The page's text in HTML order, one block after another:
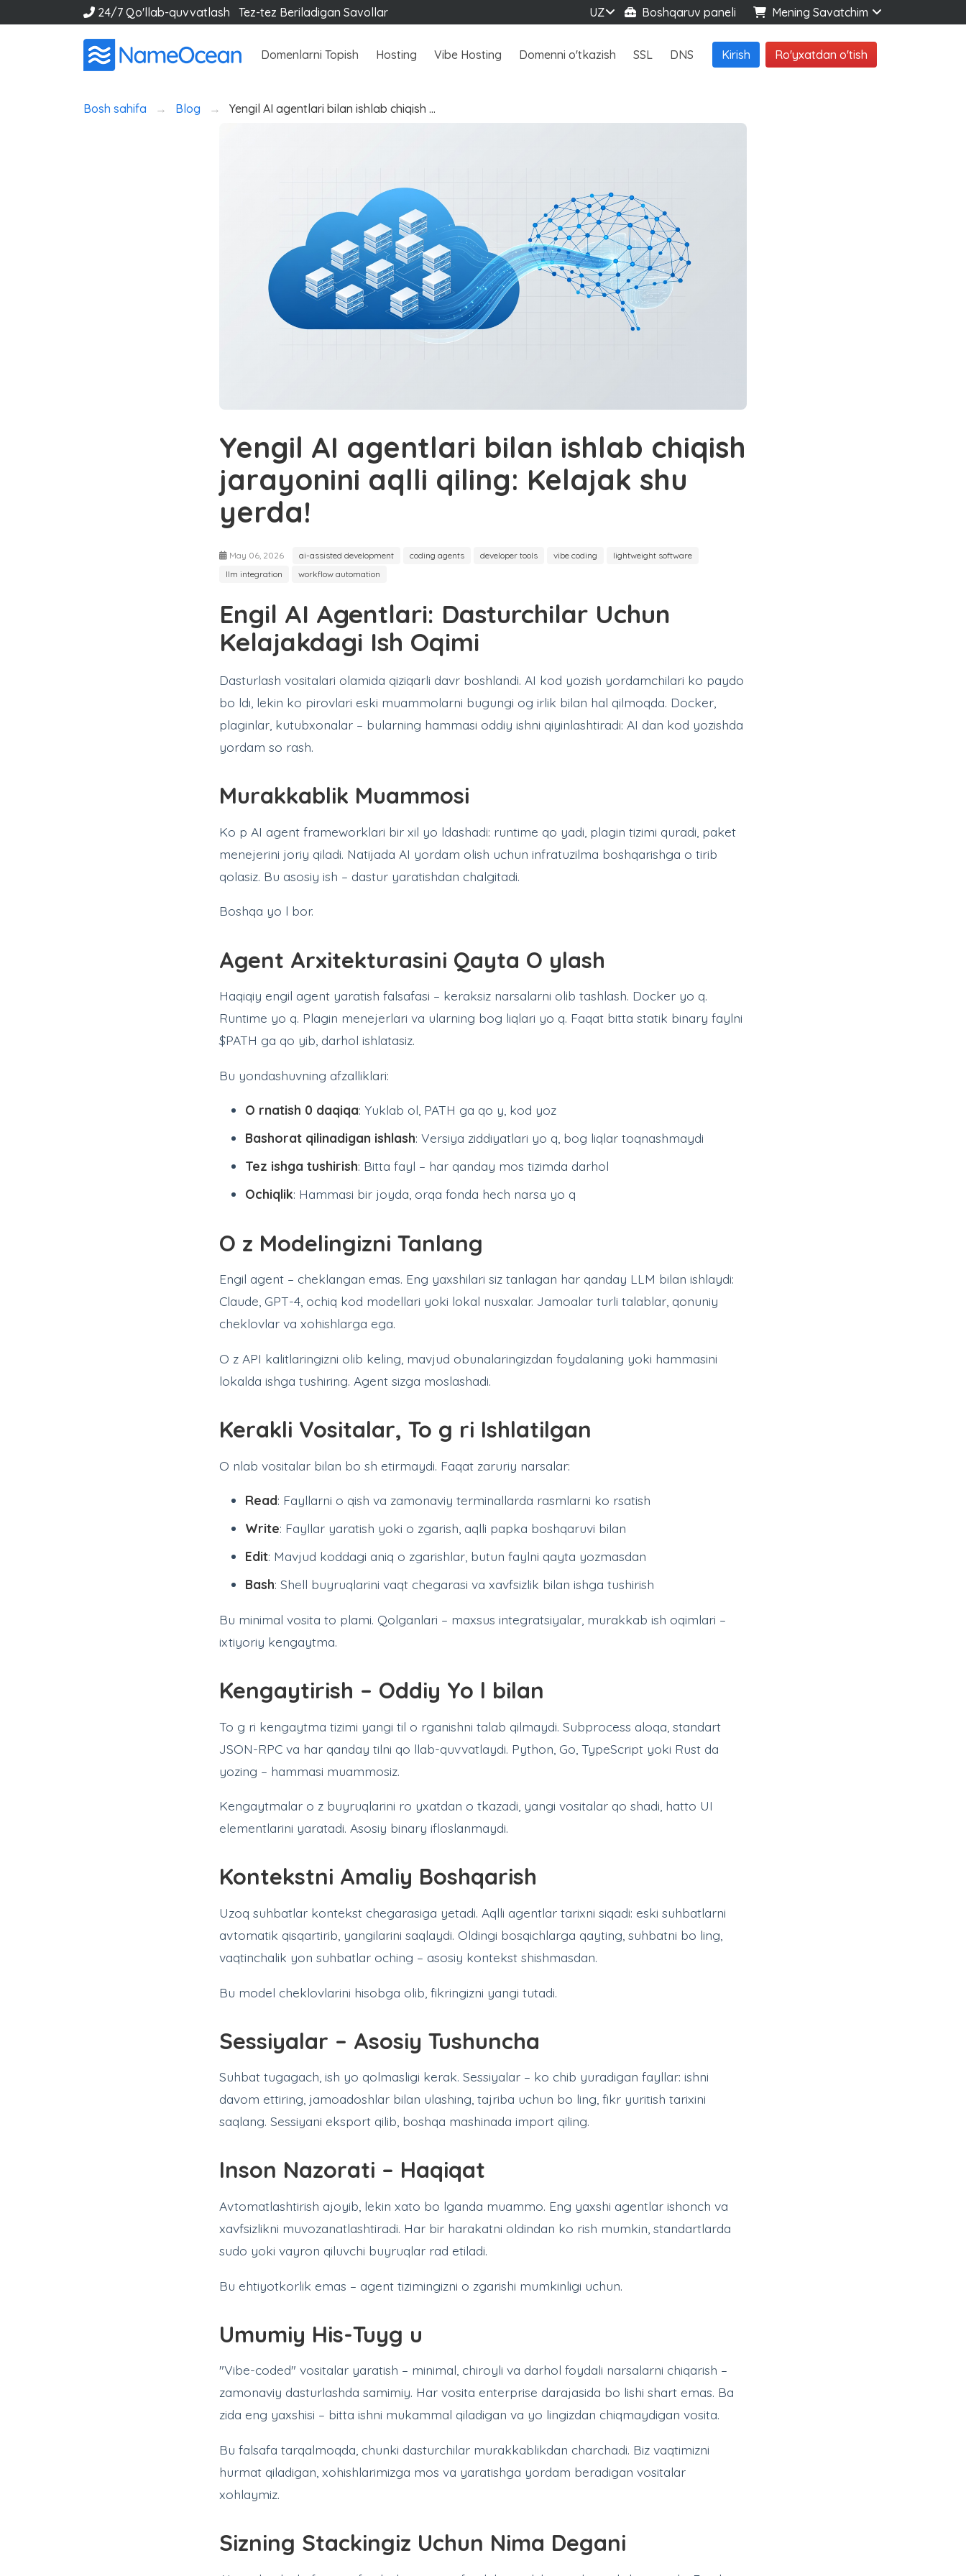
24/7 Qo'llab-quvvatlash Tez-tez Beriladigan Savollar UZ Boshqaruv paneli Mening Savatchim
Domenlarni Topish Hosting Vibe Hosting Domenni o'tkazish SSL DNS Kirish Ro'yxatdan o'tish
Bosh sahifa Blog Yengil AI agentlari bilan ishlab chiqish …
Yengil AI agentlari bilan ishlab chiqish
jarayonini aqlli qiling: Kelajak shu
yerda!
May 06, 2026 ai-assisted development coding agents developer tools vibe coding
lightweight software
llm integration
workflow automation
Engil AI Agentlari: Dasturchilar Uchun
Kelajakdagi Ish Oqimi
Dasturlash vositalari olamida qiziqarli davr boshlandi. AI kod yozish yordamchilari ko paydo
bo ldı, lekin ko pirovlari eski muammolarni bugungi og irlik bilan hal qilmoqda. Docker,
plaginlar, kutubxonalar – bularning hammasi oddiy ishni qiyinlashtiradi: AI dan kod yozishda
yordam so rash.
Murakkablik Muammosi
Ko p AI agent frameworklari bir xil yo ldashadi: runtime qo yadi, plagin tizimi quradi, paket
menejerini joriy qiladi. Natijada AI yordam olish uchun infratuzilma boshqarishga o tirib
qolasiz. Bu asosiy ish – dastur yaratishdan chalgitadi.
Boshqa yo l bor.
Agent Arxitekturasini Qayta O ylash
Haqiqiy engil agent yaratish falsafasi – keraksiz narsalarni olib tashlash. Docker yo q.
Runtime yo q. Plagin menejerlari va ularning bog liqlari yo q. Faqat bitta statik binary faylni
$PATH ga qo yib, darhol ishlatasiz.
Bu yondashuvning afzalliklari:
O rnatish 0 daqiqa: Yuklab ol, PATH ga qo y, kod yoz
Bashorat qilinadigan ishlash: Versiya ziddiyatlari yo q, bog liqlar toqnashmaydi
Tez ishga tushirish: Bitta fayl – har qanday mos tizimda darhol
Ochiqlik: Hammasi bir joyda, orqa fonda hech narsa yo q
O z Modelingizni Tanlang
Engil agent – cheklangan emas. Eng yaxshilari siz tanlagan har qanday LLM bilan ishlaydi:
Claude, GPT-4, ochiq kod modellari yoki lokal nusxalar. Jamoalar turli talablar, qonuniy
cheklovlar va xohishlarga ega.
O z API kalitlaringizni olib keling, mavjud obunalaringizdan foydalaning yoki hammasini
lokalda ishga tushiring. Agent sizga moslashadi.
Kerakli Vositalar, To g ri Ishlatilgan
O nlab vositalar bilan bo sh etirmaydi. Faqat zaruriy narsalar:
Read: Fayllarni o qish va zamonaviy terminallarda rasmlarni ko rsatish
Write: Fayllar yaratish yoki o zgarish, aqlli papka boshqaruvi bilan
Edit: Mavjud koddagi aniq o zgarishlar, butun faylni qayta yozmasdan
Bash: Shell buyruqlarini vaqt chegarasi va xavfsizlik bilan ishga tushirish
Bu minimal vosita to plami. Qolganlari – maxsus integratsiyalar, murakkab ish oqimlari –
ixtiyoriy kengaytma.
Kengaytirish – Oddiy Yo l bilan
To g ri kengaytma tizimi yangi til o rganishni talab qilmaydi. Subprocess aloqa, standart
JSON-RPC va har qanday tilni qo llab-quvvatlaydi. Python, Go, TypeScript yoki Rust da
yozing – hammasi muammosiz.
Kengaytmalar o z buyruqlarini ro yxatdan o tkazadi, yangi vositalar qo shadi, hatto UI
elementlarini yaratadi. Asosiy binary ifloslanmaydi.
Kontekstni Amaliy Boshqarish
Uzoq suhbatlar kontekst chegarasiga yetadi. Aqlli agentlar tarixni siqadi: eski suhbatlarni
avtomatik qisqartirib, yangilarini saqlaydi. Oldingi bosqichlarga qayting, suhbatni bo ling,
vaqtinchalik yon suhbatlar oching – asosiy kontekst shishmasdan.
Bu model cheklovlarini hisobga olib, fikringizni yangi tutadi.
Sessiyalar – Asosiy Tushuncha
Suhbat tugagach, ish yo qolmasligi kerak. Sessiyalar – ko chib yuradigan fayllar: ishni
davom ettiring, jamoadoshlar bilan ulashing, tajriba uchun bo ling, fikr yuritish tarixini
saqlang. Sessiyani eksport qilib, boshqa mashinada import qiling.
Inson Nazorati – Haqiqat
Avtomatlashtirish ajoyib, lekin xato bo lganda muammo. Eng yaxshi agentlar ishonch va
xavfsizlikni muvozanatlashtiradi. Har bir harakatni oldindan ko rish mumkin, standartlarda
sudo yoki vayron qiluvchi buyruqlar rad etiladi.
Bu ehtiyotkorlik emas – agent tizimingizni o zgarishi mumkinligi uchun.
Umumiy His-Tuyg u
"Vibe-coded" vositalar yaratish – minimal, chiroyli va darhol foydali narsalarni chiqarish –
zamonaviy dasturlashda samimiy. Har vosita enterprise darajasida bo lishi shart emas. Ba
zida eng yaxshisi – bitta ishni mukammal qiladigan va yo lingizdan chiqmaydigan vosita.
Bu falsafa tarqalmoqda, chunki dasturchilar murakkablikdan charchadi. Biz vaqtimizni
hurmat qiladigan, xohishlarimizga mos va yaratishga yordam beradigan vositalar
xohlaymiz.
Sizning Stackingiz Uchun Nima Degani